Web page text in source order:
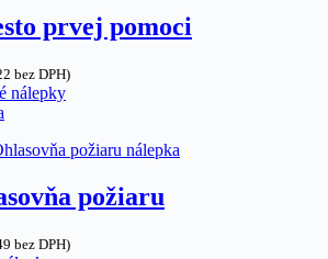
prvej pomoci
bez DPH)
nálepky
požiaru
bez DPH)